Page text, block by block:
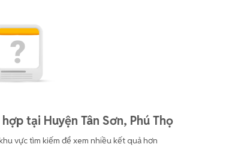
tại Huyện Tân Sơn, Phú Thọ
vực tìm kiếm để xem nhiều kết quả hơn